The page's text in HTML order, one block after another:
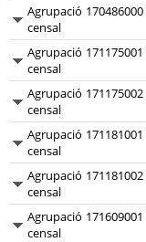
Agrupació
censal
170486000
Agrupació
censal
171175001
Agrupació
censal
171175002
Agrupació
censal
171181001
Agrupació
censal
171181002
Agrupació
censal
171609001